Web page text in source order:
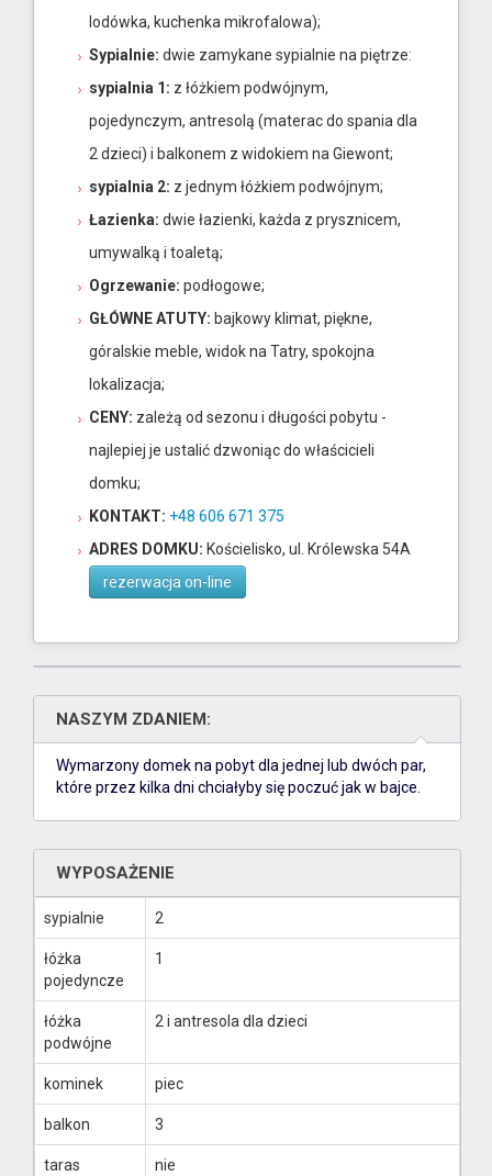
lodówka, kuchenka mikrofalowa);
Sypialnie: dwie zamykane sypialnie na piętrze:
sypialnia 1: z łóżkiem podwójnym,
pojedynczym, antresolą (materac do spania dla
2 dzieci) i balkonem z widokiem na Giewont;
sypialnia 2: z jednym łóżkiem podwójnym;
Łazienka: dwie łazienki, każda z prysznicem,
umywalką i toaletą;
Ogrzewanie: podłogowe;
GŁÓWNE ATUTY: bajkowy klimat, piękne,
góralskie meble, widok na Tatry, spokojna
lokalizacja;
CENY: zależą od sezonu i długości pobytu -
najlepiej je ustalić dzwoniąc do właścicieli
domku;
KONTAKT: +48 606 671 375
ADRES DOMKU: Kościelisko, ul. Królewska 54A
rezerwacja on-line
NASZYM ZDANIEM:
Wymarzony domek na pobyt dla jednej lub dwóch par,
które przez kilka dni chciałyby się poczućjak w bajce
WYPOSAŻENIE
sypialnie 2
łóżka
pojedyncze
1
łóżka
podwójne
2 i antresola dla dzieci
kominek piec
balkon 3
taras nie